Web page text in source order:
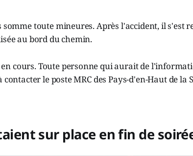
toute mineures. Après l'accident, il s'est
au bord du chemin.
cours. Toute personne qui aurait de
le poste MRC des Pays-d'en-Haut de la
sur place en fin de